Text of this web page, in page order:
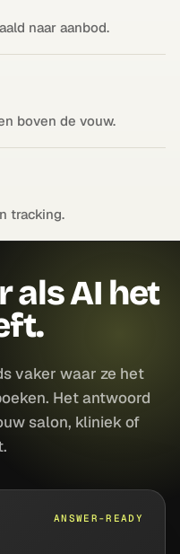
naar aanbod.
boven de vouw.
tracking.
als AI het
vaker waar ze het
Het antwoord
salon, kliniek of
ANSWER-READY